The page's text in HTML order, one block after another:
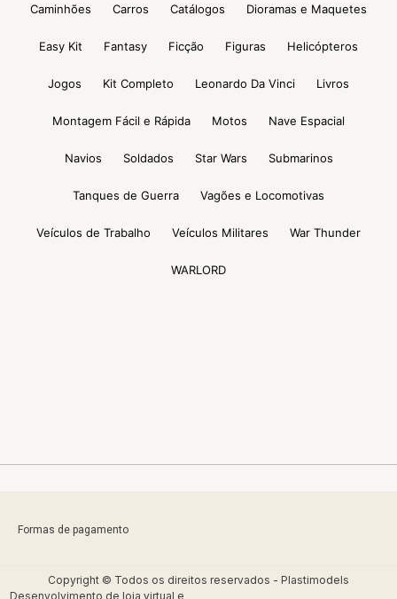
Caminhões Carros Catálogos Dioramas e Maquetes
Easy Kit Fantasy Ficção Figuras Helicópteros
Jogos Kit Completo Leonardo Da Vinci Livros
Montagem Fácil e Rápida Motos Nave Espacial
Navios Soldados Star Wars Submarinos
Tanques de Guerra Vagões e Locomotivas
Veículos de Trabalho Veículos Militares War Thunder
WARLORD
Formas de pagamento
Copyright © Todos os direitos reservados - Plastimodels
Desenvolvimento de loja virtual e